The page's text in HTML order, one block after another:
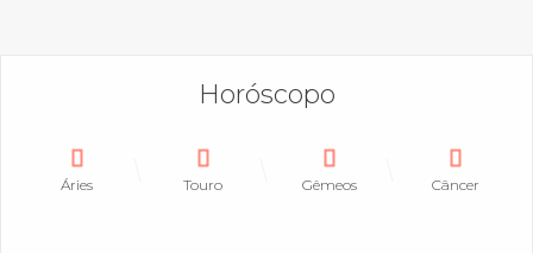
Horóscopo
Áries Touro Gêmeos Câncer